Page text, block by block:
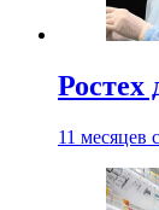
Ростех
11 месяцев